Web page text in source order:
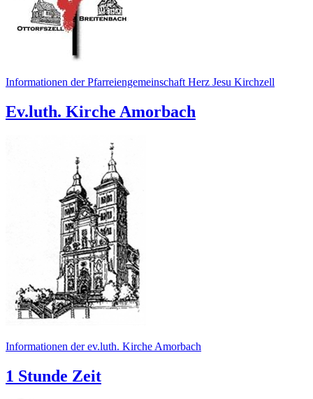
Informationen der Pfarreiengemeinschaft Herz Jesu Kirchzell
Ev.luth. Kirche Amorbach
Informationen der ev.luth. Kirche Amorbach
1 Stunde Zeit